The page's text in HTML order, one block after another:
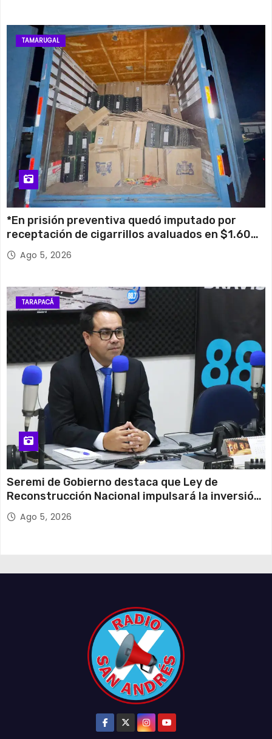
TAMARUGAL
*En prisión preventiva quedó imputado por
receptación de cigarrillos avaluados en $1.600
millones*
Ago 5, 2026
TARAPACÁ
Seremi de Gobierno destaca que Ley de
Reconstrucción Nacional impulsará la inversión
y el empleo en Tarapacá
Ago 5, 2026